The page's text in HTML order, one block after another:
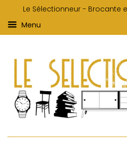
Le Sélectionneur - Brocante
Menu